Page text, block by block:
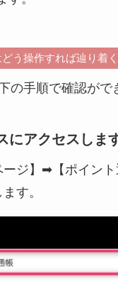
う操作すれば辿り着
の手順で確認がで
にアクセスしま
ージ】➡【ポイン
す。